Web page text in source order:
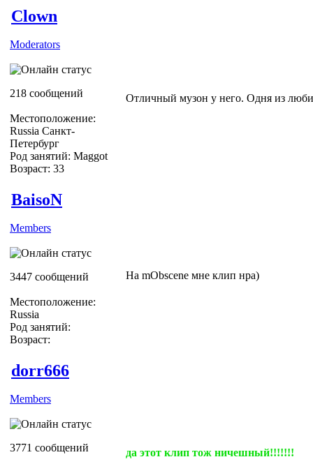
Clown
Moderators
218 сообщений
Местоположение:
Russia Санкт-
Петербург
Род занятий: Maggot
Возраст: 33
Отличный музон у него. Одня из
BaisoN
Members
3447 сообщений
Местоположение:
Russia
Род занятий:
Возраст:
На mObscene мне клип нра)
dorr666
Members
3771 сообщений да этот клип тож ничешный!!!!!!!